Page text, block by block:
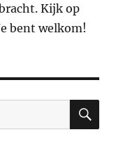
Kijk op
bent welkom!